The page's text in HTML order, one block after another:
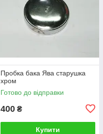
Пробка бака Ява старушка
хром
Готово до відправки
400 ₴
Купити